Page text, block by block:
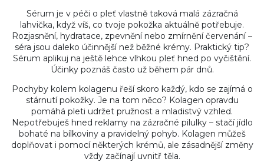
Sérum je v péči o pleť vlastně taková malá zázračná
lahvička, když víš, co tvoje pokožka aktuálně potřebuje.
Rozjasnění, hydratace, zpevnění nebo zmírnění červenání –
séra jsou daleko účinnější než běžné krémy. Praktický tip?
Sérum aplikuj na ještě lehce vlhkou pleť hned po vyčištění.
Účinky poznáš často už během pár dnů.
Pochyby kolem kolagenu řeší skoro každý, kdo se zajímá o
stárnutí pokožky. Je na tom něco? Kolagen opravdu
pomáhá pleti udržet pružnost a mladistvý vzhled.
Nepotřebuješ hned reklamy na zázračné pilulky – stačí jídlo
bohaté na bílkoviny a pravidelný pohyb. Kolagen můžeš
doplňovat i pomocí některých krémů, ale zásadnější změny
vždy začínají uvnitř těla.